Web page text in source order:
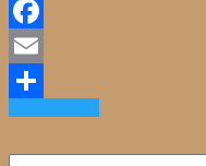
Line
Facebook
Email
共
有